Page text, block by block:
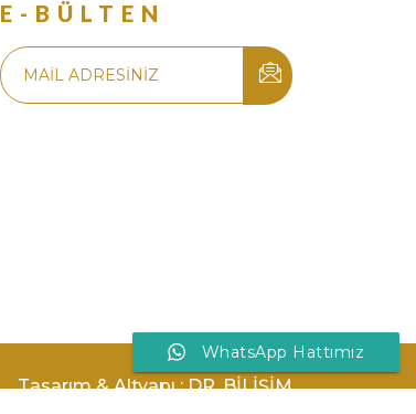
E-BÜLTEN
Tasarım & Altyapı : DR. BİLİŞİM
WhatsApp Hattımız